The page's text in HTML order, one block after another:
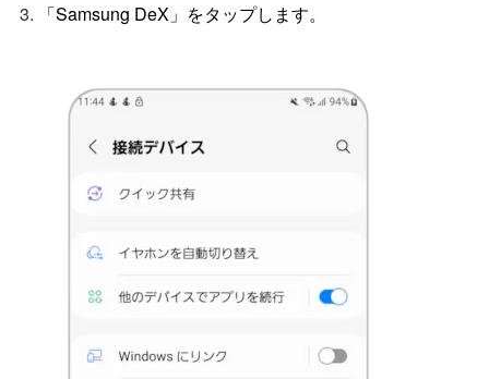
「Samsung DeX」をタップします。